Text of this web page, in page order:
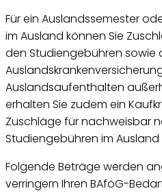
Für ein Auslandssemester
im Ausland können Sie
den Studiengebühren sowie
Auslandsaufenthalten
erhalten Sie zudem ein
Zuschläge für nachweisbar
Studiengebühren im
Folgende Beträge werden
verringern Ihren BAföG-